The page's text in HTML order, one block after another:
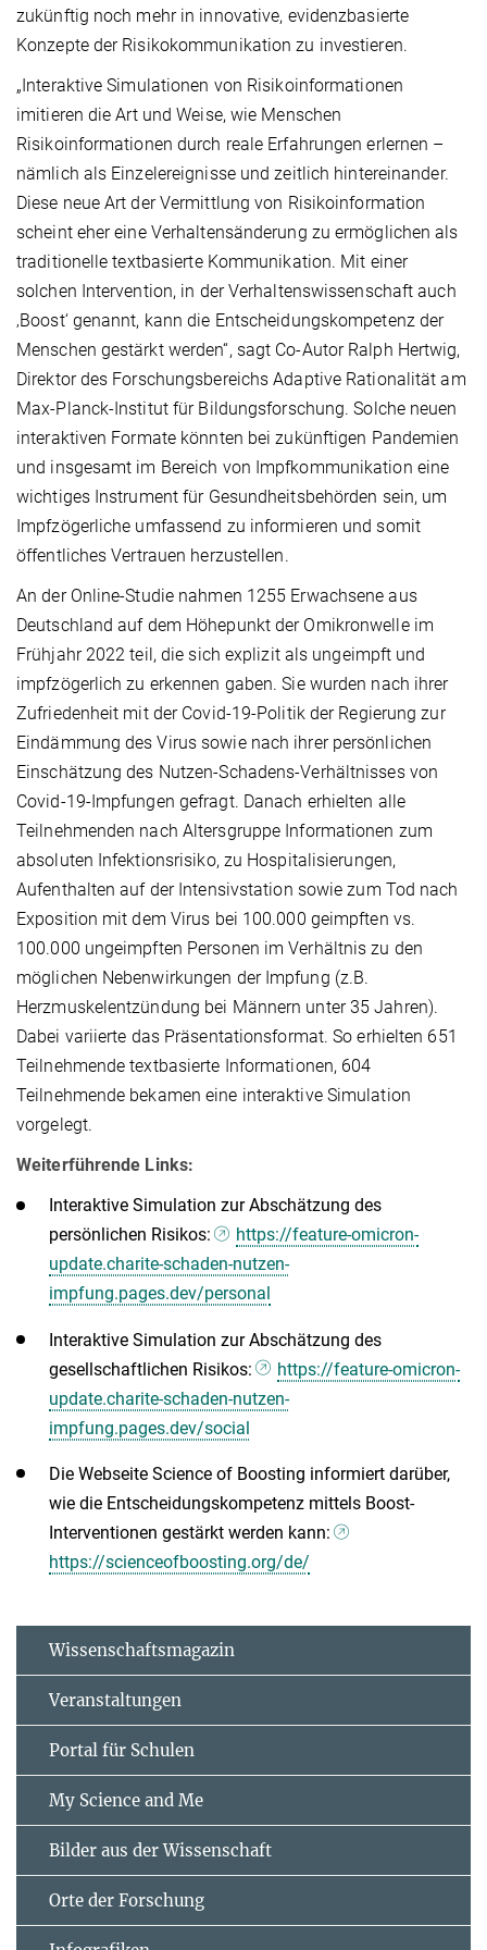
zukünftig noch mehr in innovative, evidenzbasierte
Konzepte der Risikokommunikation zu investieren.
„Interaktive Simulationen von Risikoinformationen
imitieren die Art und Weise, wie Menschen
Risikoinformationen durch reale Erfahrungen erlernen –
nämlich als Einzelereignisse und zeitlich hintereinander.
Diese neue Art der Vermittlung von Risikoinformation
scheint eher eine Verhaltensänderung zu ermöglichen als
traditionelle textbasierte Kommunikation. Mit einer
solchen Intervention, in der Verhaltenswissenschaft auch
‚Boost‘ genannt, kann die Entscheidungskompetenz der
Menschen gestärkt werden“, sagt Co-Autor Ralph Hertwig,
Direktor des Forschungsbereichs Adaptive Rationalität am
Max-Planck-Institut für Bildungsforschung. Solche neuen
interaktiven Formate könnten bei zukünftigen Pandemien
und insgesamt im Bereich von Impfkommunikation eine
wichtiges Instrument für Gesundheitsbehörden sein, um
Impfzögerliche umfassend zu informieren und somit
öffentliches Vertrauen herzustellen.
An der Online-Studie nahmen 1255 Erwachsene aus
Deutschland auf dem Höhepunkt der Omikronwelle im
Frühjahr 2022 teil, die sich explizit als ungeimpft und
impfzögerlich zu erkennen gaben. Sie wurden nach ihrer
Zufriedenheit mit der Covid-19-Politik der Regierung zur
Eindämmung des Virus sowie nach ihrer persönlichen
Einschätzung des Nutzen-Schadens-Verhältnisses von
Covid-19-Impfungen gefragt. Danach erhielten alle
Teilnehmenden nach Altersgruppe Informationen zum
absoluten Infektionsrisiko, zu Hospitalisierungen,
Aufenthalten auf der Intensivstation sowie zum Tod nach
Exposition mit dem Virus bei 100.000 geimpften vs.
100.000 ungeimpften Personen im Verhältnis zu den
möglichen Nebenwirkungen der Impfung (z.B.
Herzmuskelentzündung bei Männern unter 35 Jahren).
Dabei variierte das Präsentationsformat. So erhielten 651
Teilnehmende textbasierte Informationen, 604
Teilnehmende bekamen eine interaktive Simulation
vorgelegt.
Weiterführende Links:
Interaktive Simulation zur Abschätzung des
persönlichen Risikos:
https://feature-omicron-
update.charite-schaden-nutzen-
impfung.pages.dev/personal
Interaktive Simulation zur Abschätzung des
gesellschaftlichen Risikos:
https://feature-omicron-
update.charite-schaden-nutzen-
impfung.pages.dev/social
Die Webseite Science of Boosting informiert darüber,
wie die Entscheidungskompetenz mittels Boost-
Interventionen gestärkt werden kann:
https://scienceofboosting.org/de/
Wissenschaftsmagazin
Veranstaltungen
Portal für Schulen
My Science and Me
Bilder aus der Wissenschaft
Orte der Forschung